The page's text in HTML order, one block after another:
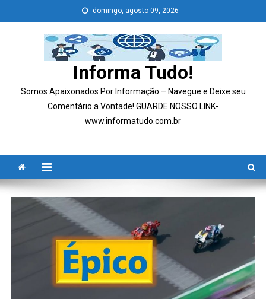
to
domingo, agosto 09, 2026
Informa Tudo!
Somos Apaixonados Por Informação – Navegue e Deixe seu
Comentário a Vontade! GUARDE NOSSO LINK-
www.informatudo.com.br